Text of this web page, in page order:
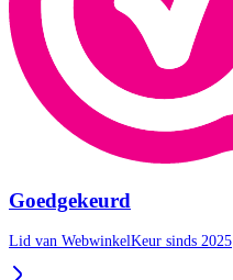
Goedgekeurd
Lid van WebwinkelKeur sinds 2025